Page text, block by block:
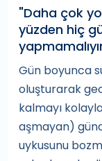
"Daha çok
yüzden hiç
Gün boyunca
oluşturarak
kalmayı
aşmayan)
uykusunu